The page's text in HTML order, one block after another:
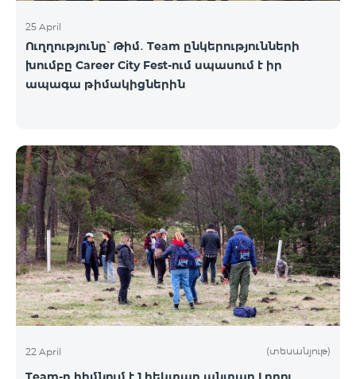
25 April
Ուղղությունը՝ Թիմ․ Team ընկերությունների
խումբը Career City Fest-ում սպասում է իր
ապագա թիմակիցներին
22 April (տեսանյութ)